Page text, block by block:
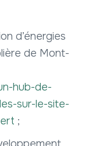
d’énergies
de Mont-
hub-de-
sur-le-site-
;